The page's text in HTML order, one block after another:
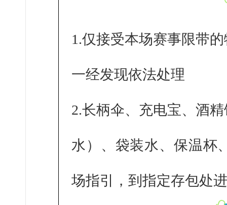
1.仅接受本场赛事限带
一经发现依法处理
2.长柄伞、充电宝、酒
水）、袋装水、保温杯
场指引，到指定存包处